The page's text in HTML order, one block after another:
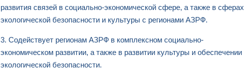
развития связей в социально-экономической сфере, а также в сферах
экологической безопасности и культуры с регионами АЗРФ.
3. Содействует регионам АЗРФ в комплексном социально-
экономическом развитии, а также в развитии культуры и обеспечении
экологической безопасности.